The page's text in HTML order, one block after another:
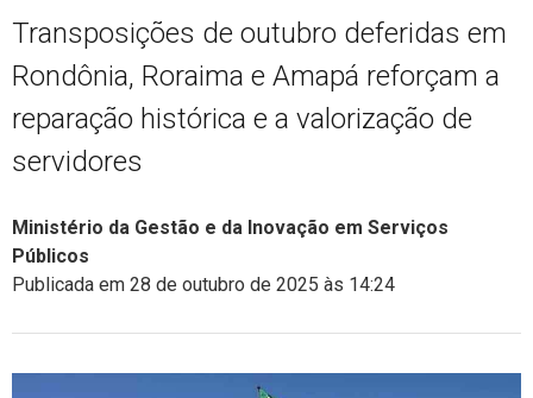
Transposições de outubro deferidas em
Rondônia, Roraima e Amapá reforçam a
reparação histórica e a valorização de
servidores
Ministério da Gestão e da Inovação em Serviços
Públicos
Publicada em 28 de outubro de 2025 às 14:24